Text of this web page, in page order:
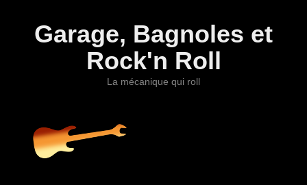
Garage, Bagnoles et
Rock'n Roll
La mécanique qui roll